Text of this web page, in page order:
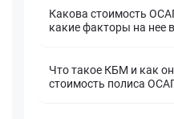
Какова стоимость
какие факторы на нее
Что такое КБМ и как
стоимость полиса